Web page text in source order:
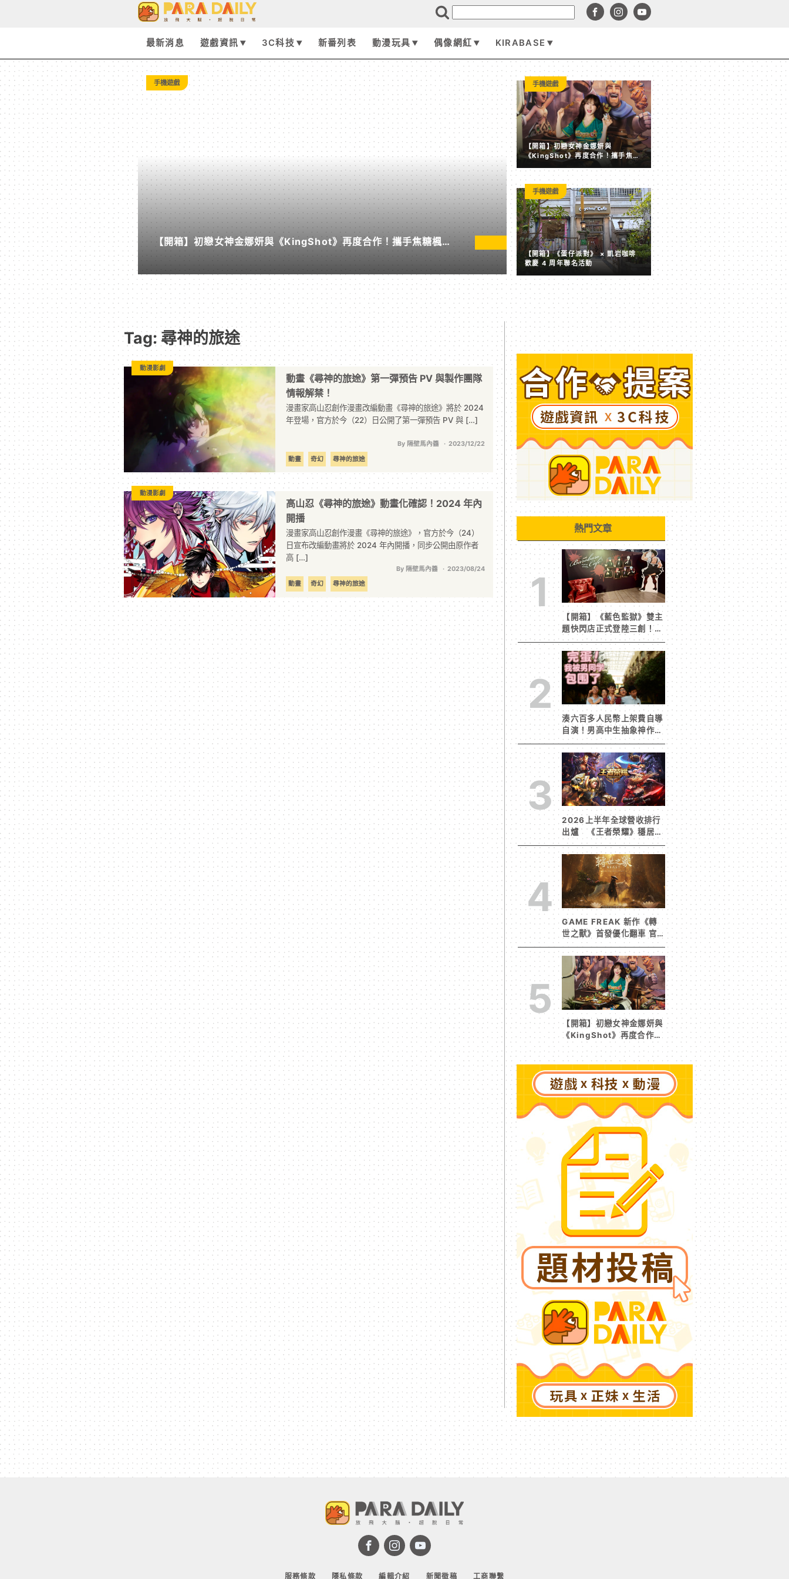
神
的
旅
途
-
Paradaily
-
遊
戲
｜
動
漫
二
次
元
｜
3C
科
技
全
方
位
資
訊
平
台
最新消息 遊戲資訊 3C科技 新番列表 動漫玩具 偶像網紅 KIRABASE
手機遊戲
【開箱】初戀女神金娜妍與《KingShot》再度合作！攜手焦糖楓、
柒息地推出「國王燒烤節」活動
手機遊戲
【開箱】《蛋仔派對》 × 凱岩咖啡 歡慶 4 周年聯名活動
【開箱】初戀女神金娜妍與
《KingShot》再度合作！攜手焦糖
楓、柒息地推出「國王燒烤節」活動
手機遊戲
【開箱】《蛋仔派對》 × 凱岩咖啡
歡慶 4 周年聯名活動
手機遊戲
Tag: 尋神的旅途
動漫影劇
動畫《尋神的旅途》第一彈預告 PV 與製作團隊
情報解禁！
漫畫家高山忍創作漫畫改編動畫《尋神的旅途》將於 2024
年登場，官方於今（22）日公開了第一彈預告 PV 與 […]
By 隔壁馬內醬
2023/12/22
動畫
奇幻 尋神的旅途
動漫影劇
高山忍《尋神的旅途》動畫化確認！2024 年內
開播
漫畫家高山忍創作漫畫《尋神的旅途》，官方於今（24）
日宣布改編動畫將於 2024 年內開播，同步公開由原作者
高 […]
By 隔壁馬內醬
2023/08/24
動畫
奇幻 尋神的旅途
熱門文章
1
【開箱】《藍色監獄》雙主
題快閃店正式登陸三創！造
景與限定周邊搶先看
2
湊六百多人民幣上架費自導
自演！男高中生抽象神作
《完蛋！我被男同學包圍
了》突然爆紅
3
2026上半年全球營收排行
出爐 《王者榮耀》穩居榜
首《寒霜啟示錄》緊追在
後！
4
GAME FREAK 新作《轉
世之獸》首發優化翻車 官
方急發聲明承諾提供大量更
新彌補
5
【開箱】初戀女神金娜妍與
《KingShot》再度合作！
攜手焦糖楓、柒息地推出
「國王燒烤節」活動
服務條款 隱私條款 編輯介紹 新聞徵稿 工商聯繫